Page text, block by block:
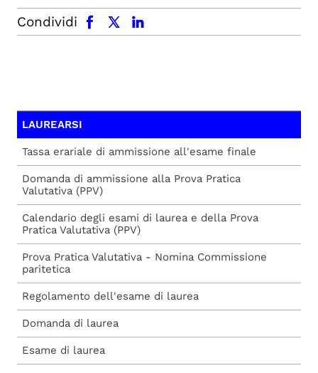
Condividi
facebook x.com linkedin
LAUREARSI
Tassa erariale di ammissione all'esame finale
Domanda di ammissione alla Prova Pratica
Valutativa (PPV)
Calendario degli esami di laurea e della Prova
Pratica Valutativa (PPV)
Prova Pratica Valutativa - Nomina Commissione
paritetica
Regolamento dell'esame di laurea
Domanda di laurea
Esame di laurea